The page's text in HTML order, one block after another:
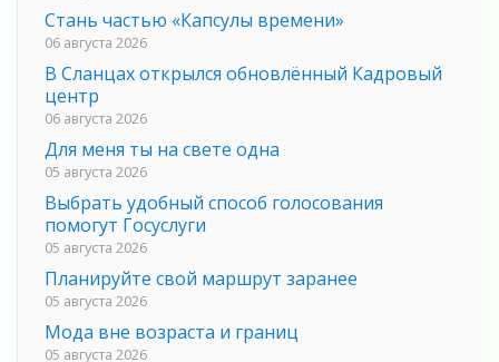
Стань частью «Капсулы времени»
06 августа 2026
В Сланцах открылся обновлённый Кадровый
центр
06 августа 2026
Для меня ты на свете одна
05 августа 2026
Выбрать удобный способ голосования
помогут Госуслуги
05 августа 2026
Планируйте свой маршрут заранее
05 августа 2026
Мода вне возраста и границ
05 августа 2026